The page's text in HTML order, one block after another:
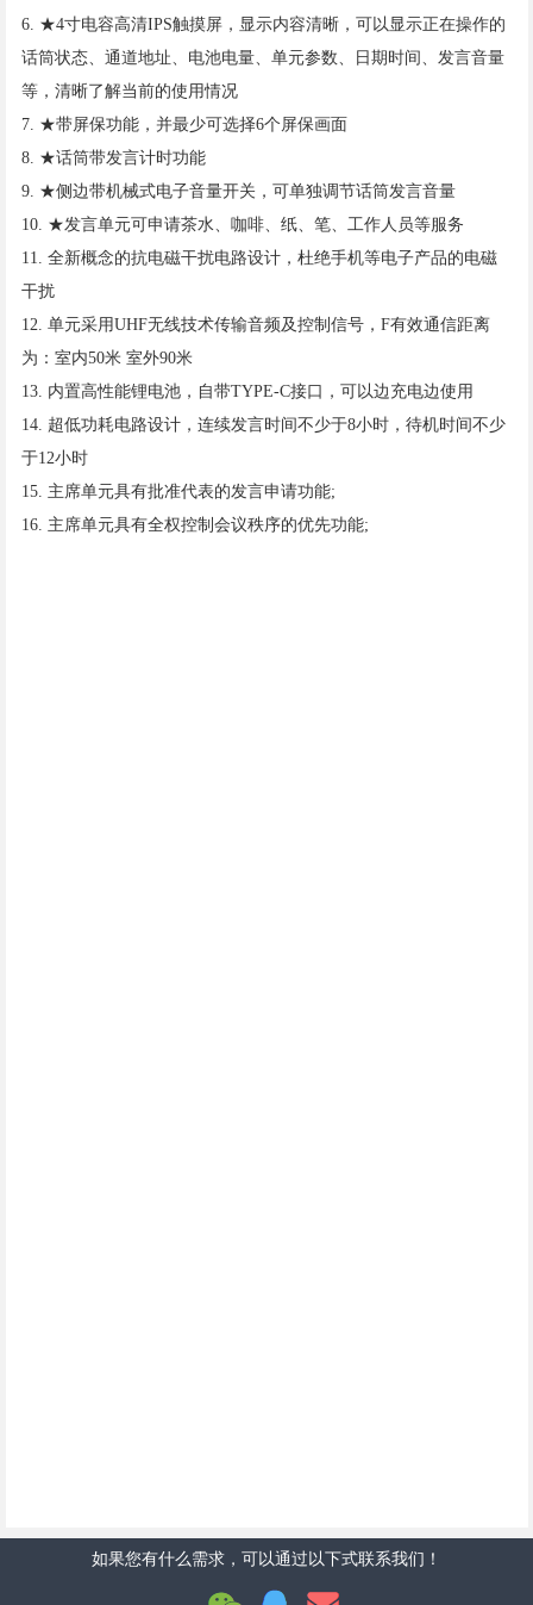
6. ★4寸电容高清IPS触摸屏，显示内容清晰，可以显示正在操作的
话筒状态、通道地址、电池电量、单元参数、日期时间、发言音量
等，清晰了解当前的使用情况
7. ★带屏保功能，并最少可选择6个屏保画面
8. ★话筒带发言计时功能
9. ★侧边带机械式电子音量开关，可单独调节话筒发言音量
10. ★发言单元可申请茶水、咖啡、纸、笔、工作人员等服务
11. 全新概念的抗电磁干扰电路设计，杜绝手机等电子产品的电磁
干扰
12. 单元采用UHF无线技术传输音频及控制信号，F有效通信距离
为：室内50米 室外90米
13. 内置高性能锂电池，自带TYPE-C接口，可以边充电边使用
14. 超低功耗电路设计，连续发言时间不少于8小时，待机时间不少
于12小时
15. 主席单元具有批准代表的发言申请功能;
16. 主席单元具有全权控制会议秩序的优先功能;
如果您有什么需求，可以通过以下式联系我们！